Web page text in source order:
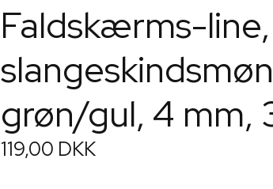
Faldskærms-
grøn/gul, 4 mm,
119,00 DKK